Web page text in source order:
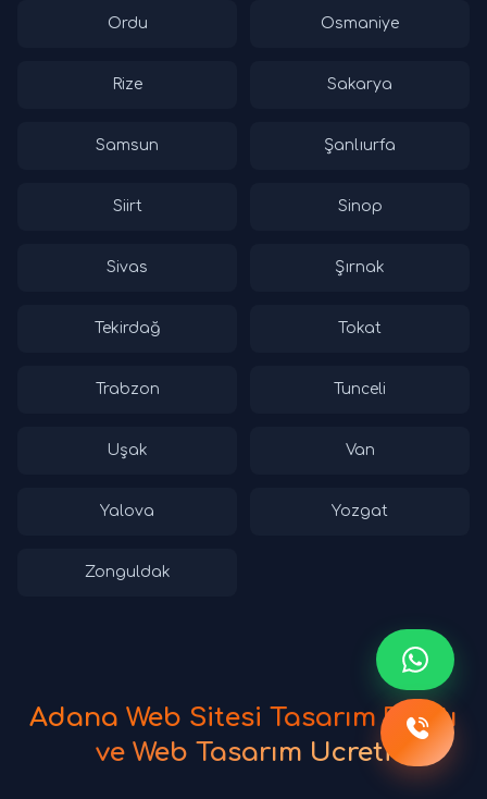
Ordu Osmaniye
Rize Sakarya
Samsun Şanlıurfa
Siirt Sinop
Sivas Şırnak
Tekirdağ Tokat
Trabzon Tunceli
Uşak Van
Yalova Yozgat
Zonguldak
Adana Web Sitesi Tasarım Fiyatı
ve Web Tasarım Ücreti